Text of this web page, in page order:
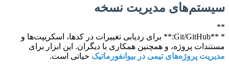
سیستم‌های مدیریت نسخه
**
* **Git/GitHub:** برای ردیابی تغییرات در کدها، اسکریپت‌ها و
مستندات پروژه، و همچنین همکاری با دیگران. این ابزار برای
مدیریت پروژه‌های تیمی در بیوانفورماتیک حیاتی است.